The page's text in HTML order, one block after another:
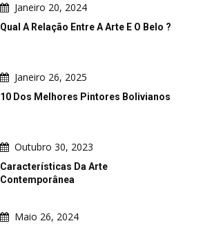
Janeiro 20, 2024
Qual A Relação Entre A Arte E O Belo ?
Janeiro 26, 2025
10 Dos Melhores Pintores Bolivianos
Outubro 30, 2023
Características Da Arte
Contemporânea
Maio 26, 2024